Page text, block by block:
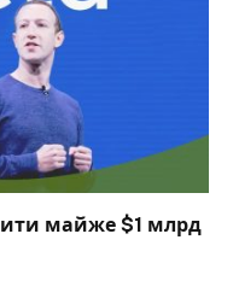
майже $1 млрд